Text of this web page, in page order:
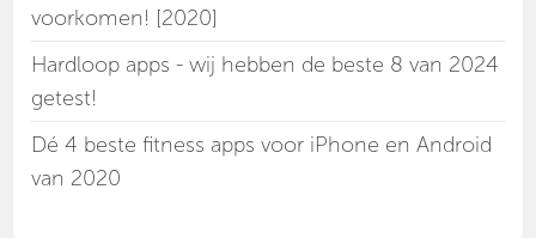
voorkomen! [2020]
Hardloop apps - wij hebben de beste 8 van 2024
getest!
Dé 4 beste fitness apps voor iPhone en Android
van 2020